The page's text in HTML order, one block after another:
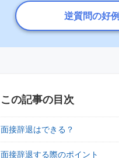
逆質問の好例
この記事の目次
面接辞退はできる？
面接辞退する際のポイント